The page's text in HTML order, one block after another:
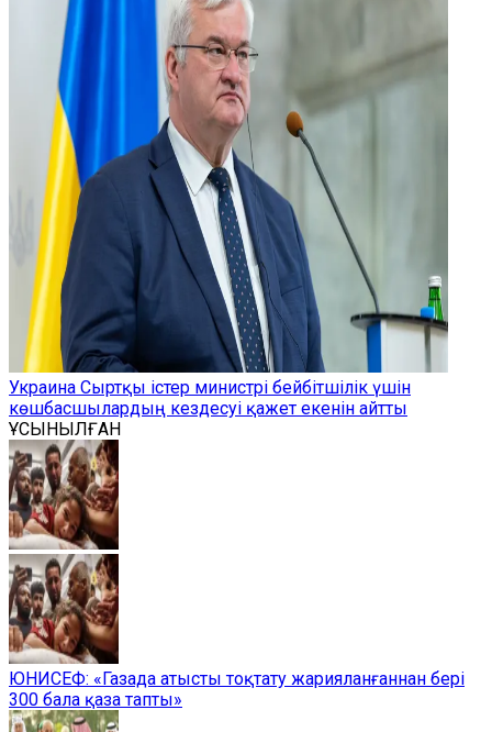
Украина Сыртқы істер министрі бейбітшілік үшін
көшбасшылардың кездесуі қажет екенін айтты
ҰСЫНЫЛҒАН
ЮНИСЕФ: «Газада атысты тоқтату жарияланғаннан бері
300 бала қаза тапты»